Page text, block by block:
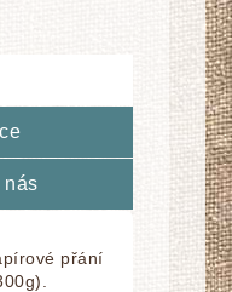
nás
přání